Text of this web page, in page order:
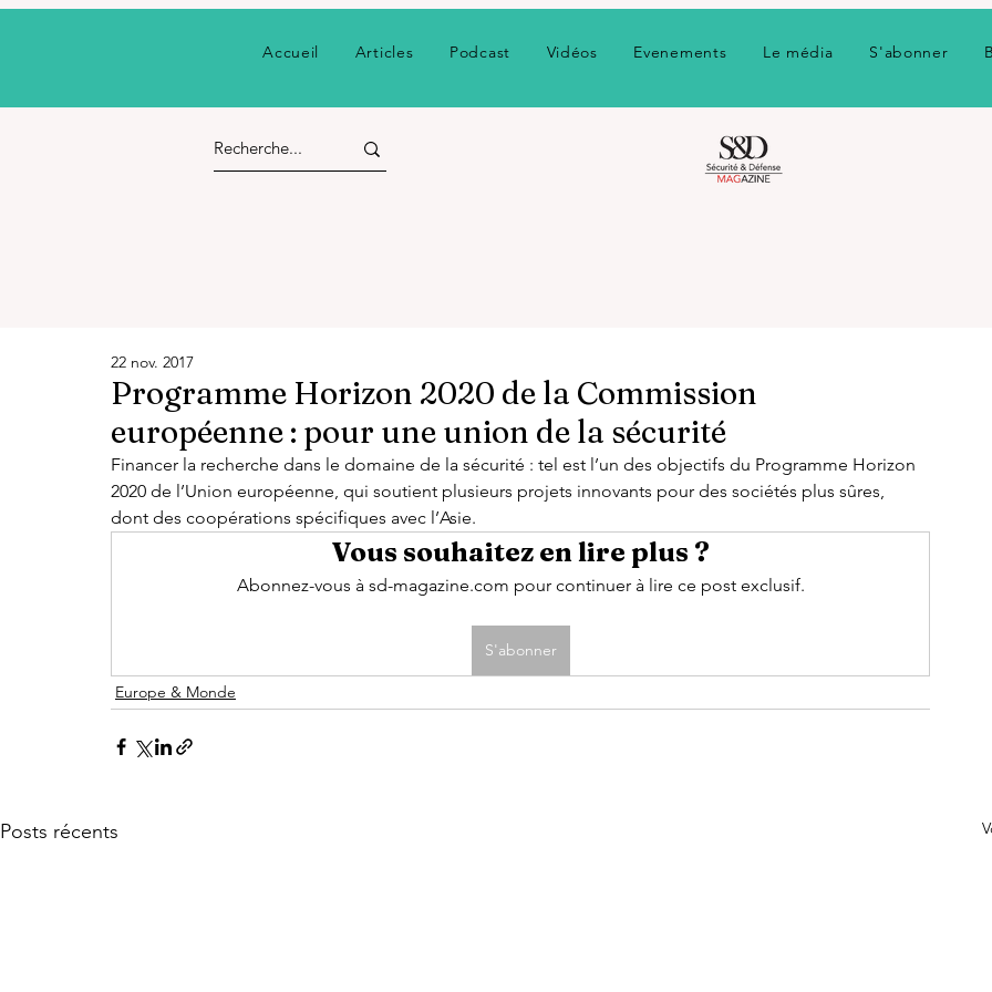
Accueil Articles Podcast Vidéos Evenements Le média S'abonner
Programme Horizon 2020 de la Commission
européenne : pour une union de la sécurité
22 nov. 2017
Financer la recherche dans le domaine de la sécurité : tel est l’un des objectifs du Programme Horizon
2020 de l’Union européenne, qui soutient plusieurs projets innovants pour des sociétés plus sûres,
dont des coopérations spécifiques avec l’Asie.
Vous souhaitez en lire plus ?
Abonnez-vous à sd-magazine.com pour continuer à lire ce post exclusif.
S'abonner
Europe & Monde
Posts récents